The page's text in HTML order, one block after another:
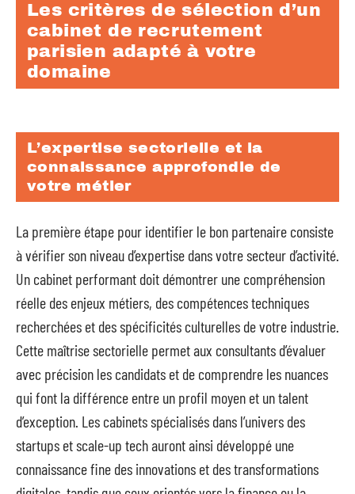
Les critères de sélection d’un
cabinet de recrutement
parisien adapté à votre
domaine
L’expertise sectorielle et la
connaissance approfondie de
votre métier
La première étape pour identifier le bon partenaire consiste
à vérifier son niveau d’expertise dans votre secteur d’activité.
Un cabinet performant doit démontrer une compréhension
réelle des enjeux métiers, des compétences techniques
recherchées et des spécificités culturelles de votre industrie.
Cette maîtrise sectorielle permet aux consultants d’évaluer
avec précision les candidats et de comprendre les nuances
qui font la différence entre un profil moyen et un talent
d’exception. Les cabinets spécialisés dans l’univers des
startups et scale-up tech auront ainsi développé une
connaissance fine des innovations et des transformations